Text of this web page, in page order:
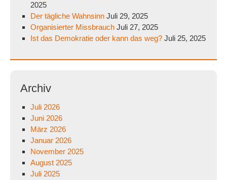
2025
Der tägliche Wahnsinn Juli 29, 2025
Organisierter Missbrauch Juli 27, 2025
Ist das Demokratie oder kann das weg? Juli 25, 2025
Archiv
Juli 2026
Juni 2026
März 2026
Januar 2026
November 2025
August 2025
Juli 2025